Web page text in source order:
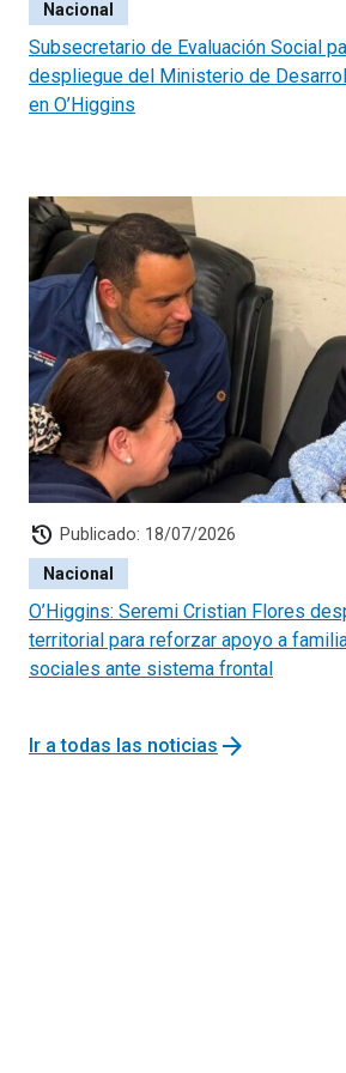
Nacional
Subsecretario de Evaluación Social
despliegue del Ministerio de
en O’Higgins
history Publicado: 18/07/2026
Nacional
O’Higgins: Seremi Cristian Flores
territorial para reforzar apoyo a
sociales ante sistema frontal
Ir a todas las noticias arrow_forward